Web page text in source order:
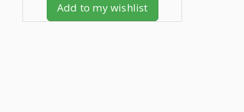
Add to my wishlist